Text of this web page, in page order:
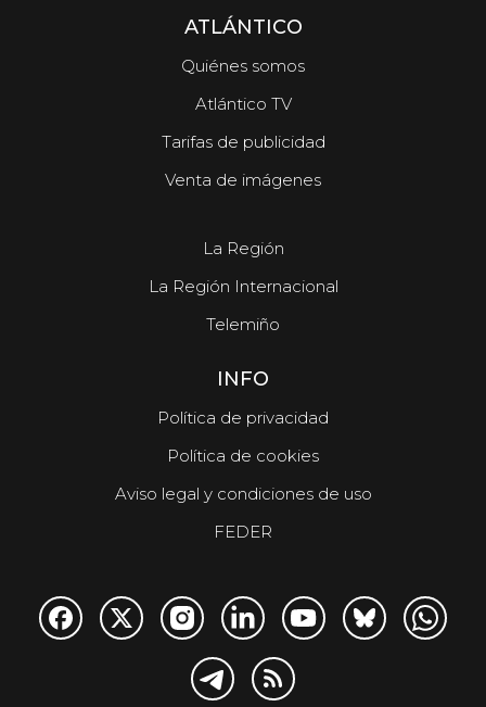
ATLÁNTICO
Quiénes somos
Atlántico TV
Tarifas de publicidad
Venta de imágenes
La Región
La Región Internacional
Telemiño
INFO
Política de privacidad
Política de cookies
Aviso legal y condiciones de uso
FEDER